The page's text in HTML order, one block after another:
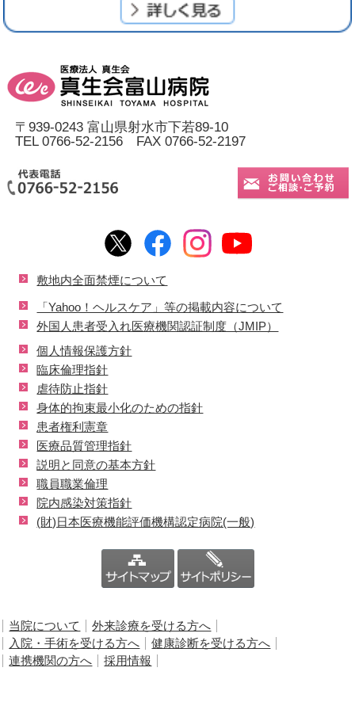
〒939-0243 富山県射水市下若89-10
TEL 0766-52-2156 FAX 0766-52-2197
敷地内全面禁煙について
「Yahoo！ヘルスケア」等の掲載内容について
外国人患者受入れ医療機関認証制度（JMIP）
個人情報保護方針
臨床倫理指針
虐待防止指針
身体的拘束最小化のための指針
患者権利憲章
医療品質管理指針
説明と同意の基本方針
職員職業倫理
院内感染対策指針
(財)日本医療機能評価機構認定病院(一般)
当院について
外来診療を受ける方へ
入院・手術を受ける方へ
健康診断を受ける方へ
連携機関の方へ
採用情報